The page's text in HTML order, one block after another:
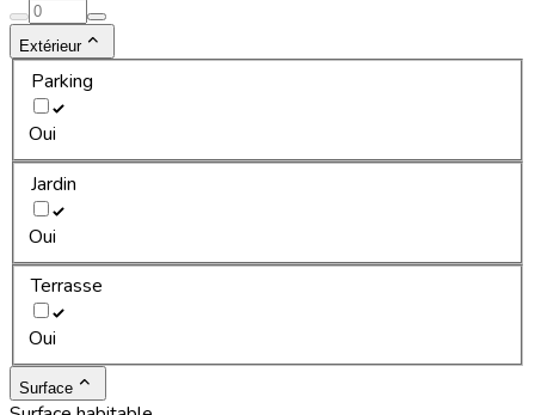
Extérieur
Parking
Oui
Jardin
Oui
Terrasse
Oui
Surface